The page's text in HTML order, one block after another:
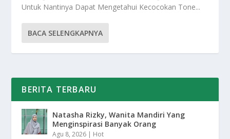
Untuk Nantinya Dapat Mengetahui Kecocokan Tone...
BACA SELENGKAPNYA
BERITA TERBARU
Natasha Rizky, Wanita Mandiri Yang
Menginspirasi Banyak Orang
Agu 8, 2026 | Hot